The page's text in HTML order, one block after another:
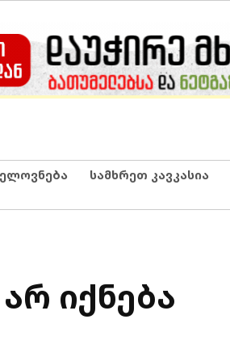
სამხრეთ კავკასია
იქნება